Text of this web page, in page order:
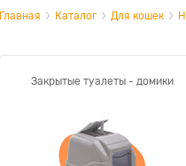
Главная Каталог Для кошек
Закрытые туалеты - домики